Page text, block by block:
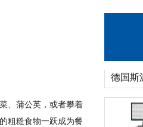
、蒲公英，或者攀着
粗糙食物一跃成为餐